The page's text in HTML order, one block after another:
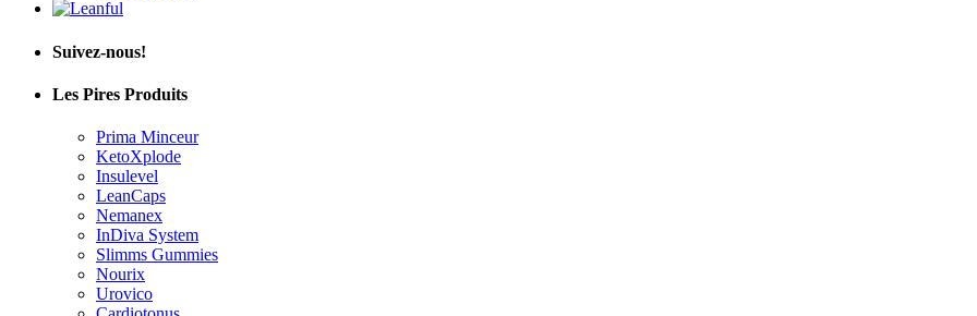
Suivez-nous!
Les Pires Produits
Prima Minceur
KetoXplode
Insulevel
LeanCaps
Nemanex
InDiva System
Slimms Gummies
Nourix
Urovico